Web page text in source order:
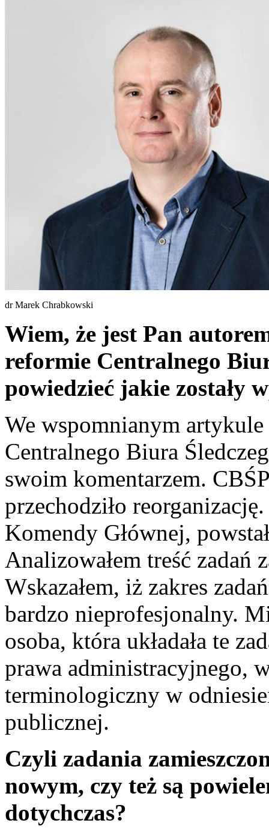
dr Marek Chrabkowski
Wiem, że jest Pan
reformie Centralnego
powiedzieć jakie zostały
We wspomnianym artykule
Centralnego Biura
swoim komentarzem.
przechodziło
Komendy Głównej,
Analizowałem treść zadań
Wskazałem, iż zakres
bardzo nieprofesjonalny.
osoba, która układała te
prawa administracyjnego,
terminologiczny w
publicznej.
Czyli zadania
nowym, czy też są
dotychczas?